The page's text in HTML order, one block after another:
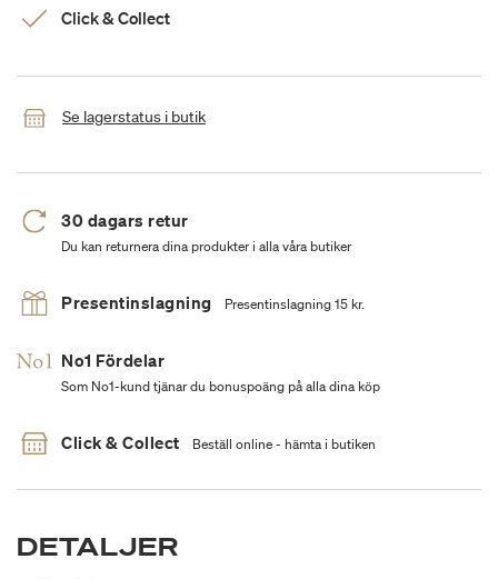
Click & Collect
Se lagerstatus i butik
30 dagars retur
Du kan returnera dina produkter i alla våra butiker
Presentinslagning Presentinslagning 15 kr.
No1 Fördelar
Som No1-kund tjänar du bonuspoäng på alla dina köp
Click & Collect Beställ online - hämta i butiken
DETALJER